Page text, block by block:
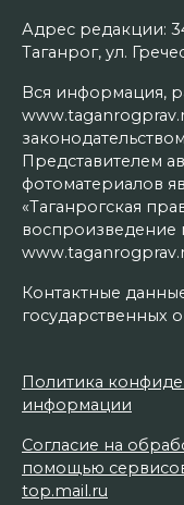
Адрес редакции:
Таганрог, ул.
Вся информация,
Представителем
фотоматериалов
«Таганрогская
воспроизведение
Контактные
государственных
Политика
информации
Согласие на
помощью
top.mail.ru